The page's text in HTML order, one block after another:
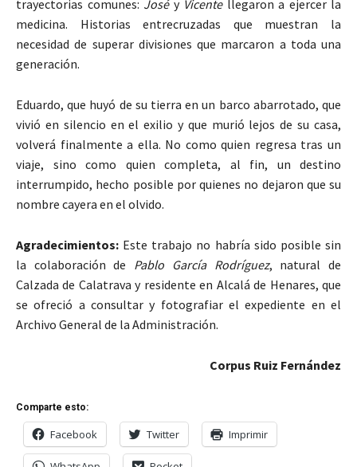
trayectorias comunes: Joséy Vicentellegaron a ejercer la
medicina. Historias entrecruzadas que muestran la
necesidad de superar divisiones que marcaron a toda una
generación.
Eduardo, que huyó de su tierra en un barco abarrotado, que
vivió en silencio en el exilio y que murió lejos de su casa,
volverá finalmente a ella. No como quien regresa tras un
viaje, sino como quien completa, al fin, un destino
interrumpido, hecho posible por quienes no dejaron que su
nombre cayera en el olvido.
Agradecimientos: Este trabajo no habría sido posible sin
la colaboración de Pablo García Rodríguez, natural de
Calzada de Calatrava y residente en Alcalá de Henares, que
se ofreció a consultar y fotografiar el expediente en el
Archivo General de la Administración.
Corpus Ruiz Fernández
Comparte esto:
Facebook Twitter Imprimir